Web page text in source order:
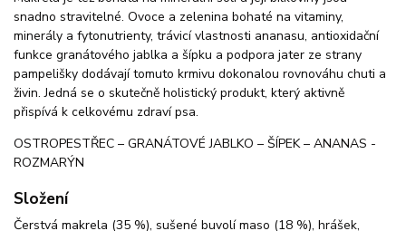
snadno stravitelné. Ovoce a zelenina bohaté na vitaminy,
minerály a fytonutrienty, trávicí vlastnosti ananasu, antioxidační
funkce granátového jablka a šípku a podpora jater ze strany
pampelišky dodávají tomuto krmivu dokonalou rovnováhu chuti a
živin. Jedná se o skutečně holistický produkt, který aktivně
přispívá k celkovému zdraví psa.
OSTROPESTŘEC – GRANÁTOVÉ JABLKO – ŠÍPEK – ANANAS -
ROZMARÝN
Složení
Čerstvá makrela (35 %), sušené buvolí maso (18 %), hrášek,